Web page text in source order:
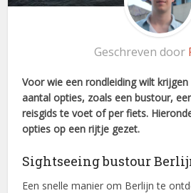
Geschreven door
Voor wie een rondleiding wilt
aantal opties, zoals een bustour,
reisgids te voet of per fiets.
opties op een rijtje gezet.
Sightseeing bustour
Een snelle manier om Berlijn te